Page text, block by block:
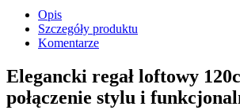
Opis
Szczegóły produktu
Komentarze
Elegancki regał loftowy
połączenie stylu i